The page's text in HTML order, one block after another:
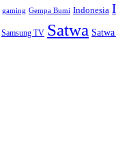
gaming Gempa Bumi Indonesia
Samsung TV Satwa